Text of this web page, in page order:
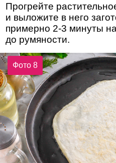
Прогрейте
и выложите в него
примерно 2-3 минуты
до румяности.
Фото 8